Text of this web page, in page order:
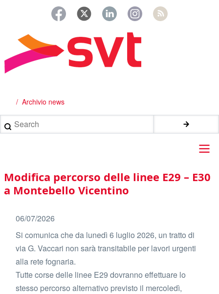
principale
Briciole
di
pane
Archivio news
Search
Main
navigation
Modifica percorso delle linee E29 – E30
a Montebello Vicentino
06/07/2026
Si comunica che da lunedì 6 luglio 2026, un tratto di
via G. Vaccari non sarà transitabile per lavori urgenti
alla rete fognaria.
Tutte corse delle linee E29 dovranno effettuare lo
stesso percorso alternativo previsto il mercoledì,